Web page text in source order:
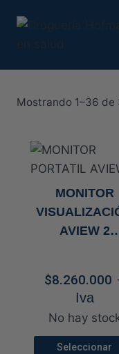
Mostrando 1–36
MONITOR
AVIEW 2
$8.260.000
Iva
No hay
Seleccionar